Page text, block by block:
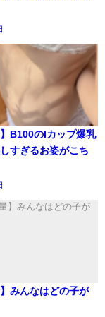
】B100のIカップ爆乳
すぎるお姿がこち
】みんなはどの子が